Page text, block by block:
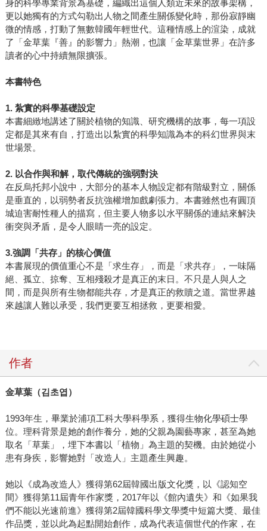
身的科學專業背景為基礎，編織出這個人類近未來的故事架構，
更以她獨有的方式勾勒出人物之間產生關係變化時，那份寂靜幽
微的情感，打動了無數韓國年輕世代。這種情感上的渲染，成就
了「金草葉『善』的影響力」熱潮，也讓「金草葉世界」在許多
讀者的心中持續無限擴張。
本書特色
1. 紮實的科學基礎設定
本書細緻地講述了關於植物的知識、研究機構的故事，每一項設
定都是其來有自，打造出以紮實的科學知識為本的科幻世界與末
世場景。
2. 以合作與和解，取代傳統的強弱對決
在反烏托邦小說中，大部分的基本人物設定都有階級對立，關係
是垂直的，以弱勢者反抗強權增加戲劇張力。本書雖然也有圓頂
城迫害耐性種人的描寫，但主要人物多以水平關係的連結來解決
衝突與矛盾，是令人眼睛一亮的設定。
3.強調「共存」的核心價值
本書展現的價值重心不是「求生存」，而是「求共存」，一味隔
絕、孤立、掠奪、互相殘殺才是真正的末日。不只是人與人之
間，而是與所有生物都能共存，才是真正的救贖之道。當世界越
來越讓人難以承受，我們更要互相拯救，更要相愛。
作者
金草葉（김초엽 ）
1993年生，畢業於浦項工科大學科學系，獲得生物化學碩士學
位。理科背景是她的創作養分，她的父親為園藝專家，甚至為她
取名「草葉」，埋下本書以「植物」為主題的契機。由於她從小
患有身疾，影響她對「改造人」主題產生興趣。
她以《成為改造人》獲得第62屆韓國出版文化獎，以《認知空
間》獲得第11屆青年作家獎，2017年以《館內遺失》和《如果我
們不能以光速前進》獲得第2屆韓國科學文學獎中短篇大獎、最佳
作品獎，並以此為起點開始創作，成為代表這個世代的作家，在